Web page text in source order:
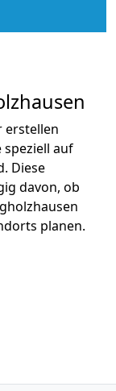
erstellen
auf
Diese
davon, ob
planen.